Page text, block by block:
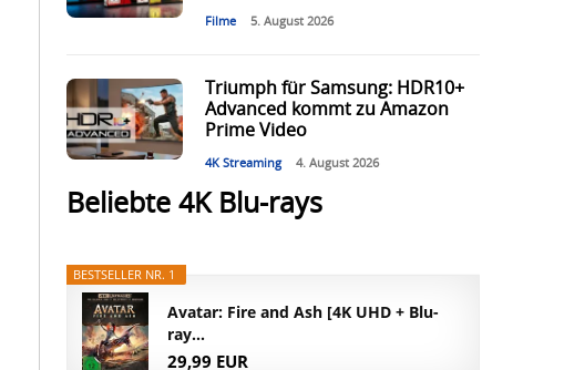
Filme 5. August 2026
Triumph für Samsung: HDR10+
Advanced kommt zu Amazon
Prime Video
4K Streaming 4. August 2026
Beliebte 4K Blu-rays
BESTSELLER NR. 1
Avatar: Fire and Ash [4K UHD + Blu-
ray...
29,99 EUR